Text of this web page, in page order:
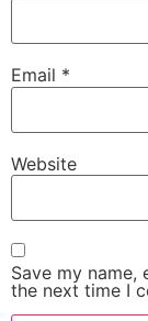
Email *
Website
Save my
the next time I